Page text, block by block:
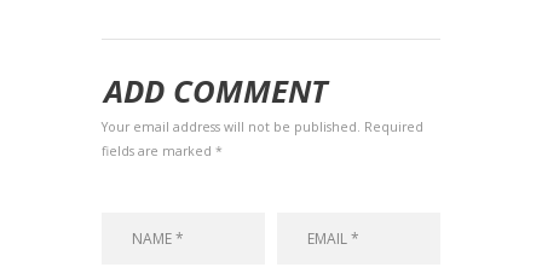
ADD COMMENT
Your email address will not be published. Required
fields are marked *